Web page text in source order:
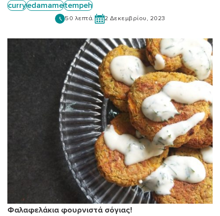
curryedamametempeh
50 λεπτά. 2 Δεκεμβρίου, 2023
Φαλαφελάκια φουρνιστά σόγιας!